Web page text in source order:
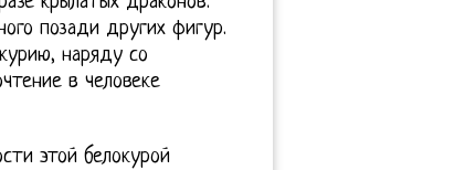
позади других фигур.
наряду со
в человеке
этой белокурой